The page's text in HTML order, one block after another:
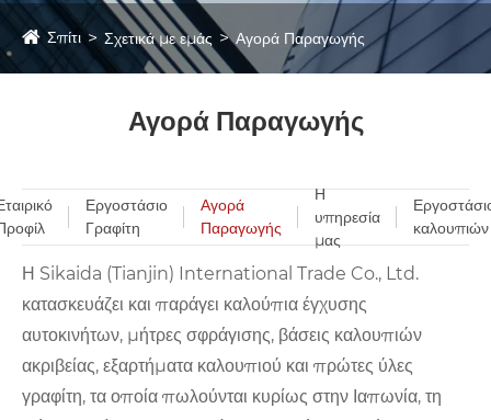
Σπίτι Σχετικά με εμάς Αγορά Παραγωγής
Αγορά Παραγωγής
Εργοστάσιο
Γραφίτη
Αγορά
Παραγωγής
Η
υπηρεσία
μας
καλουπιών
Η Sikaida (Tianjin) International Trade Co., Ltd.
κατασκευάζει και παράγει καλούπια έγχυσης
αυτοκινήτων, μήτρες σφράγισης, βάσεις καλουπιών
ακριβείας, εξαρτήματα καλουπιού και πρώτες ύλες
γραφίτη, τα οποία πωλούνται κυρίως στην Ιαπωνία, τη